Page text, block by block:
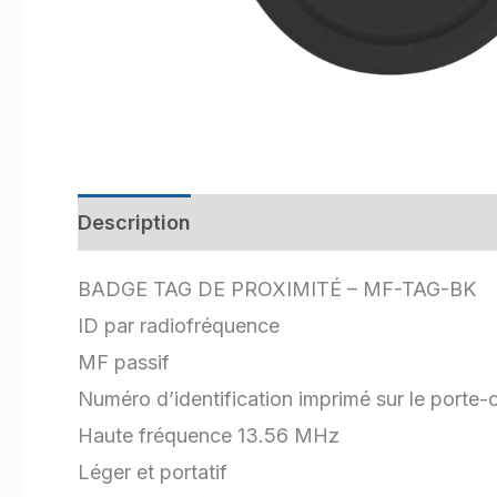
Description
BADGE TAG DE PROXIMITÉ – MF-TAG-BK
ID par radiofréquence
MF passif
Numéro d’identification imprimé sur le porte-
Haute fréquence 13.56 MHz
Léger et portatif